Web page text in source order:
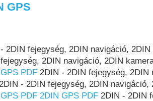
GPS
2DIN fejegység, 2DIN navigáció,
2DIN navigáció, 2DIN
PDF 2DIN - 2DIN fejegység,
- 2DIN fejegység, 2DIN
PDF 2DIN GPS PDF 2DIN - 2DIN